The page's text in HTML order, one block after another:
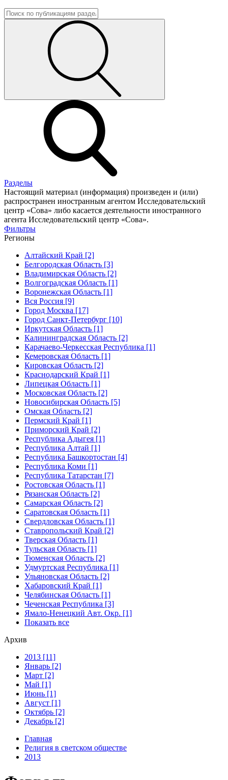
Разделы
Настоящий материал (информация) произведен и (или)
распространен иностранным агентом Исследовательский
центр «Сова» либо касается деятельности иностранного
агента Исследовательский центр «Сова».
Фильтры
Регионы
Алтайский Край [2]
Белгородская Область [3]
Владимирская Область [2]
Волгоградская Область [1]
Воронежская Область [1]
Вся Россия [9]
Город Москва [17]
Город Санкт-Петербург [10]
Иркутская Область [1]
Калининградская Область [2]
Карачаево-Черкесская Республика [1]
Кемеровская Область [1]
Кировская Область [2]
Краснодарский Край [1]
Липецкая Область [1]
Московская Область [2]
Новосибирская Область [5]
Омская Область [2]
Пермский Край [1]
Приморский Край [2]
Республика Адыгея [1]
Республика Алтай [1]
Республика Башкортостан [4]
Республика Коми [1]
Республика Татарстан [7]
Ростовская Область [1]
Рязанская Область [2]
Самарская Область [2]
Саратовская Область [1]
Свердловская Область [1]
Ставропольский Край [2]
Тверская Область [1]
Тульская Область [1]
Тюменская Область [2]
Удмуртская Республика [1]
Ульяновская Область [2]
Хабаровский Край [1]
Челябинская Область [1]
Чеченская Республика [3]
Ямало-Ненецкий Авт. Окр. [1]
Показать все
Архив
2013 [11]
Январь [2]
Март [2]
Май [1]
Июнь [1]
Август [1]
Октябрь [2]
Декабрь [2]
Главная
Религия в светском обществе
2013